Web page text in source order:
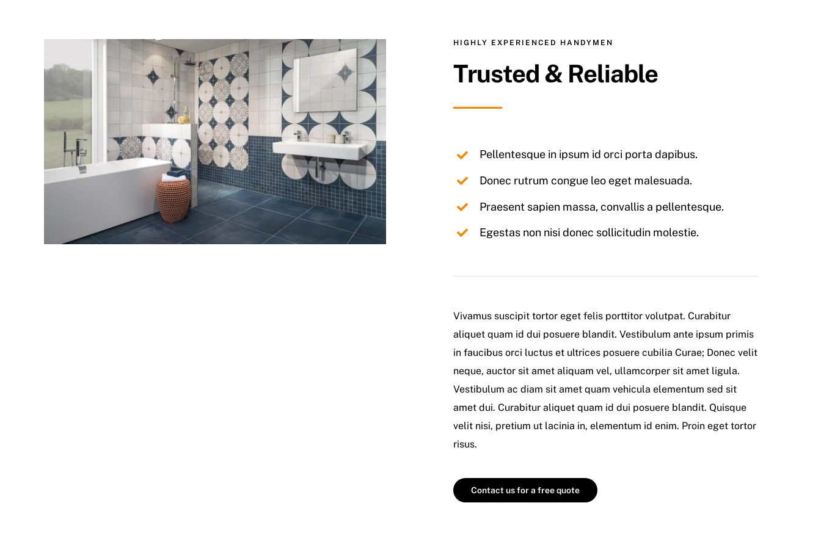
HIGHLY EXPERIENCED HANDYMEN
Trusted & Reliable
Pellentesque in ipsum id orci porta dapibus.
Donec rutrum congue leo eget malesuada.
Praesent sapien massa, convallis a pellentesque.
Egestas non nisi donec sollicitudin molestie.
Vivamus suscipit tortor eget felis porttitor volutpat. Curabitur
aliquet quam id dui posuere blandit. Vestibulum ante ipsum primis
in faucibus orci luctus et ultrices posuere cubilia Curae; Donec velit
neque, auctor sit amet aliquam vel, ullamcorper sit amet ligula.
Vestibulum ac diam sit amet quam vehicula elementum sed sit
amet dui. Curabitur aliquet quam id dui posuere blandit. Quisque
velit nisi, pretium ut lacinia in, elementum id enim. Proin eget tortor
risus.
Contact us for a free quote